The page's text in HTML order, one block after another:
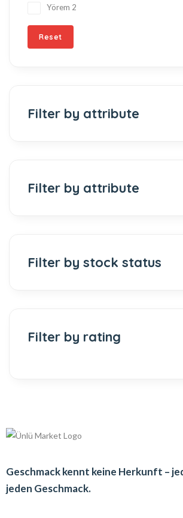
Yörem 2
Reset
Filter by attribute
Filter by attribute
Filter by stock status
Filter by rating
Geschmack kennt keine Herkunft –
jeden Geschmack.